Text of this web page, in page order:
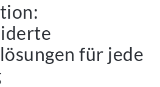
für jede